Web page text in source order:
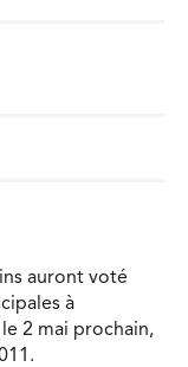
auront voté
à
2 mai prochain,